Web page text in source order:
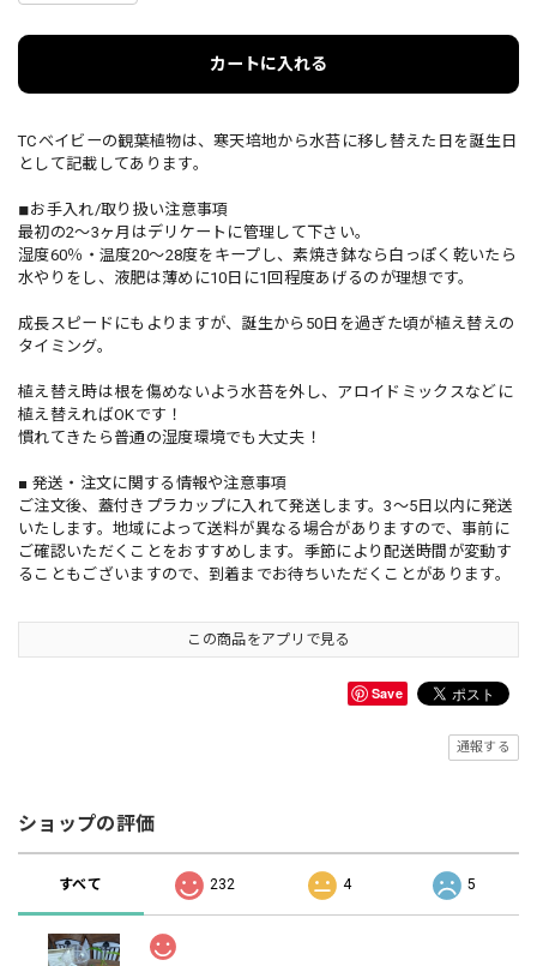
カートに入れる
TCベイビーの観葉植物は、寒天培地から水苔に移し替えた日を誕生日
として記載してあります。
◾︎お手入れ/取り扱い注意事項
最初の2～3ヶ月はデリケートに管理して下さい。
湿度60％・温度20～28度をキープし、素焼き鉢なら白っぽく乾いたら
水やりをし、液肥は薄めに10日に1回程度あげるのが理想です。
成長スピードにもよりますが、誕生から50日を過ぎた頃が植え替えの
タイミング。
植え替え時は根を傷めないよう水苔を外し、アロイドミックスなどに
植え替えればOKです！
慣れてきたら普通の湿度環境でも大丈夫！
■ 発送・注文に関する情報や注意事項
ご注文後、蓋付きプラカップに入れて発送します。3〜5日以内に発送
いたします。地域によって送料が異なる場合がありますので、事前に
ご確認いただくことをおすすめします。季節により配送時間が変動す
ることもございますので、到着までお待ちいただくことがあります。
この商品をアプリで見る
Save
通報する
ショップの評価
すべて 232 4 5